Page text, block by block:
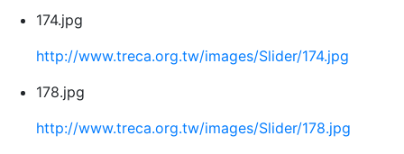
174.jpg
http://www.treca.org.tw/images/Slider/174.jpg
178.jpg
http://www.treca.org.tw/images/Slider/178.jpg